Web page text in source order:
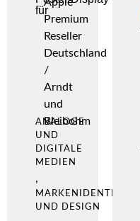
für
Premium
Reseller
Deutschland
/
Arndt
und
Bleibohm
ANALOGE
UND
DIGITALE
MEDIEN
,
MARKENIDENTITÄT
UND DESIGN